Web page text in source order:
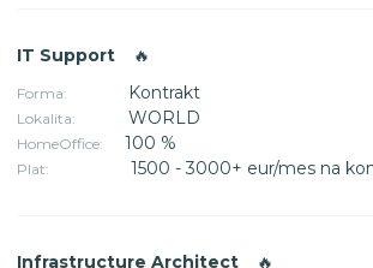
IT Support 🔥
Forma: Kontrakt
Lokalita: WORLD
HomeOffice: 100 %
Plat: 1500 - 3000+ eur/mes na
Infrastructure Architect 🔥